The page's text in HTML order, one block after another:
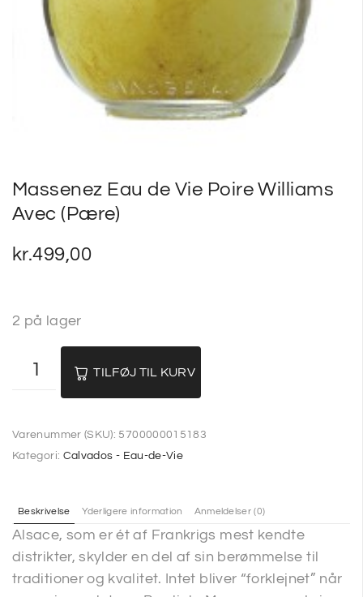
Massenez Eau de Vie Poire Williams
Avec (Pære)
kr.499,00
2 på lager
TILFØJ TIL KURV
Varenummer (SKU): 5700000015183
Kategori: Calvados - Eau-de-Vie
Beskrivelse Yderligere information Anmeldelser (0)
Alsace, som er ét af Frankrigs mest kendte
distrikter, skylder en del af sin berømmelse til
traditioner og kvalitet. Intet bliver “forklejnet” når